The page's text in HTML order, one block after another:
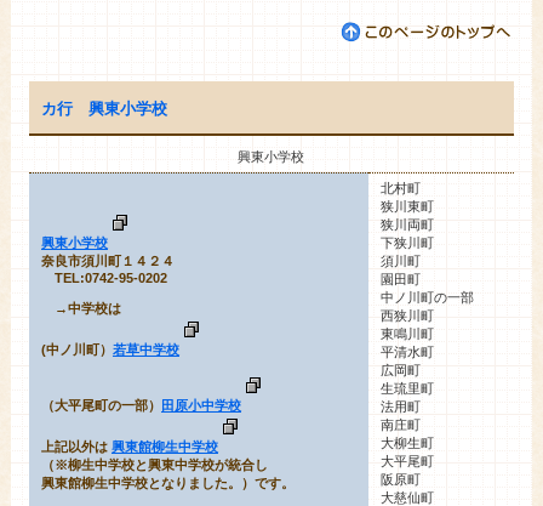
カ行興東小学校
興東小学校
興東小学校
奈良市須川町１４２４
TEL:0742-95-0202
→中学校は
(中ノ川町） 若草中学校
（大平尾町の一部） 田原小中学校
上記以外は 興東館柳生中学校
（※柳生中学校と興東中学校が統合し
興東館柳生中学校となりました。）です。
北村町
狭川東町
狭川両町
下狭川町
須川町
園田町
中ノ川町の一部
西狭川町
東鳴川町
平清水町
広岡町
生琉里町
法用町
南庄町
大柳生町
大平尾町
阪原町
大慈仙町